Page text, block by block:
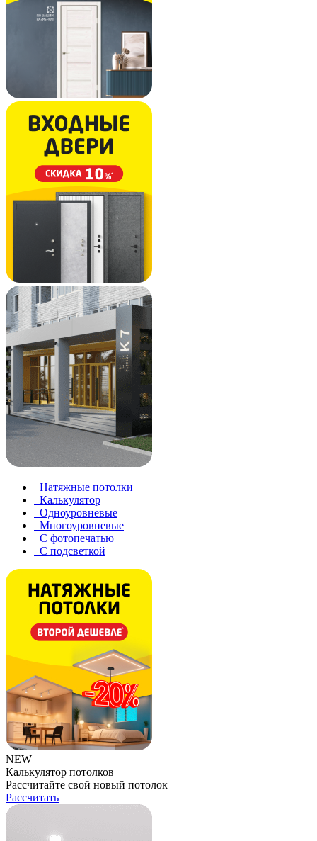
Натяжные потолки
Калькулятор
Одноуровневые
Многоуровневые
С фотопечатью
С подсветкой
NEW
Калькулятор потолков
Рассчитайте свой новый потолок
Рассчитать